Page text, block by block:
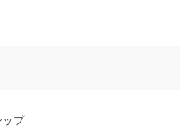
ップ